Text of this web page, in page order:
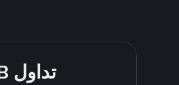
تداول BNB بسهولة - قُم بالشراء والبيع باستخدام طرقك المُفضّلة للدفع